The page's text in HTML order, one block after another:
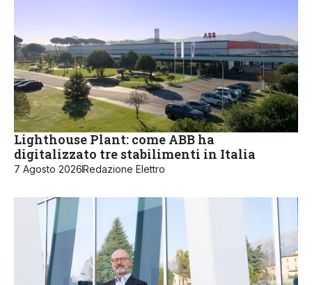
Lighthouse Plant: come ABB ha
digitalizzato tre stabilimenti in Italia
7 Agosto 2026Redazione Elettro